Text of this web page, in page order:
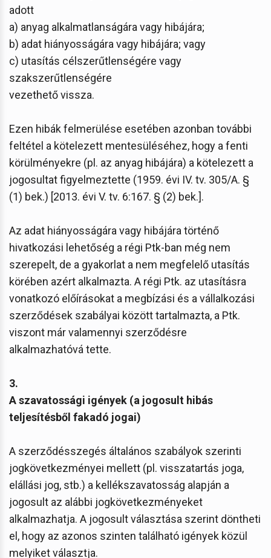
adott
a) anyag alkalmatlanságára vagy hibájára;
b) adat hiányosságára vagy hibájára; vagy
c) utasítás célszerűtlenségére vagy
szakszerűtlenségére
vezethető vissza.
Ezen hibák felmerülése esetében azonban további
feltétel a kötelezett mentesüléséhez, hogy a fenti
körülményekre (pl. az anyag hibájára) a kötelezett a
jogosultat figyelmeztette (1959. évi IV. tv. 305/A. §
(1) bek.) [2013. évi V. tv. 6:167. § (2) bek.].
Az adat hiányosságára vagy hibájára történő
hivatkozási lehetőség a régi Ptk-ban még nem
szerepelt, de a gyakorlat a nem megfelelő utasítás
körében azért alkalmazta. A régi Ptk. az utasításra
vonatkozó előírásokat a megbízási és a vállalkozási
szerződések szabályai között tartalmazta, a Ptk.
viszont már valamennyi szerződésre
alkalmazhatóvá tette.
3.
A szavatossági igények (a jogosult hibás
teljesítésből fakadó jogai)
A szerződésszegés általános szabályok szerinti
jogkövetkezményei mellett (pl. visszatartás joga,
elállási jog, stb.) a kellékszavatosság alapján a
jogosult az alábbi jogkövetkezményeket
alkalmazhatja. A jogosult választása szerint döntheti
el, hogy az azonos szinten található igények közül
melyiket választja.